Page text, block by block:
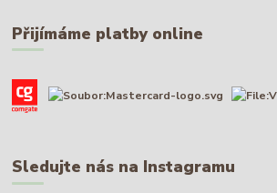
Přijímáme platby online
Sledujte nás na Instagramu